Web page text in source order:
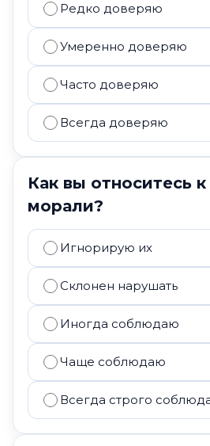
Редко доверяю
Умеренно доверяю
Часто доверяю
Всегда доверяю
Как вы относитесь
морали?
Игнорирую их
Склонен нарушать
Иногда соблюдаю
Чаще соблюдаю
Всегда строго